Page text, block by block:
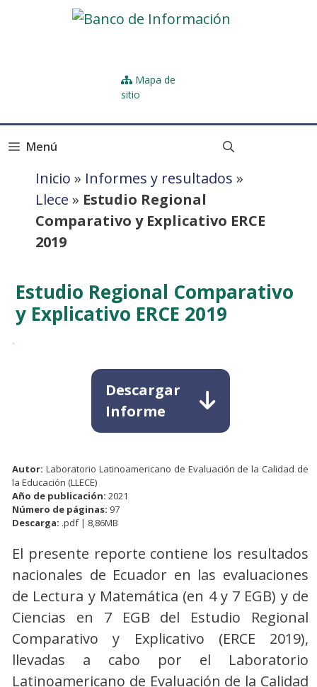
Mapa de
sitio
Menú
Inicio » Informes y resultados »
Llece » Estudio Regional
Comparativo y Explicativo ERCE
2019
Estudio Regional Comparativo
y Explicativo ERCE 2019
Descargar
Informe
Autor: Laboratorio Latinoamericano de Evaluación de la Calidad de
la Educación (LLECE)
Año de publicación: 2021
Número de páginas: 97
Descarga: .pdf | 8,86MB
El presente reporte contiene los resultados
nacionales de Ecuador en las evaluaciones
de Lectura y Matemática (en 4 y 7 EGB) y de
Ciencias en 7 EGB del Estudio Regional
Comparativo y Explicativo (ERCE 2019),
llevadas a cabo por el Laboratorio
Latinoamericano de Evaluación de la Calidad